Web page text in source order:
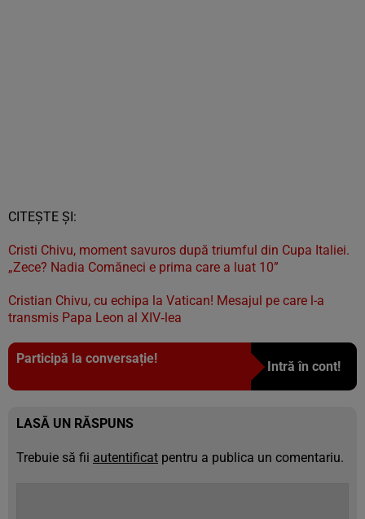
CITEȘTE ȘI:
Cristi Chivu, moment savuros după triumful din Cupa Italiei.
„Zece? Nadia Comăneci e prima care a luat 10”
Cristian Chivu, cu echipa la Vatican! Mesajul pe care l-a
transmis Papa Leon al XIV‑lea
Participă la conversație!
Intră în cont!
LASĂ UN RĂSPUNS
Trebuie să fii autentificat pentru a publica un comentariu.